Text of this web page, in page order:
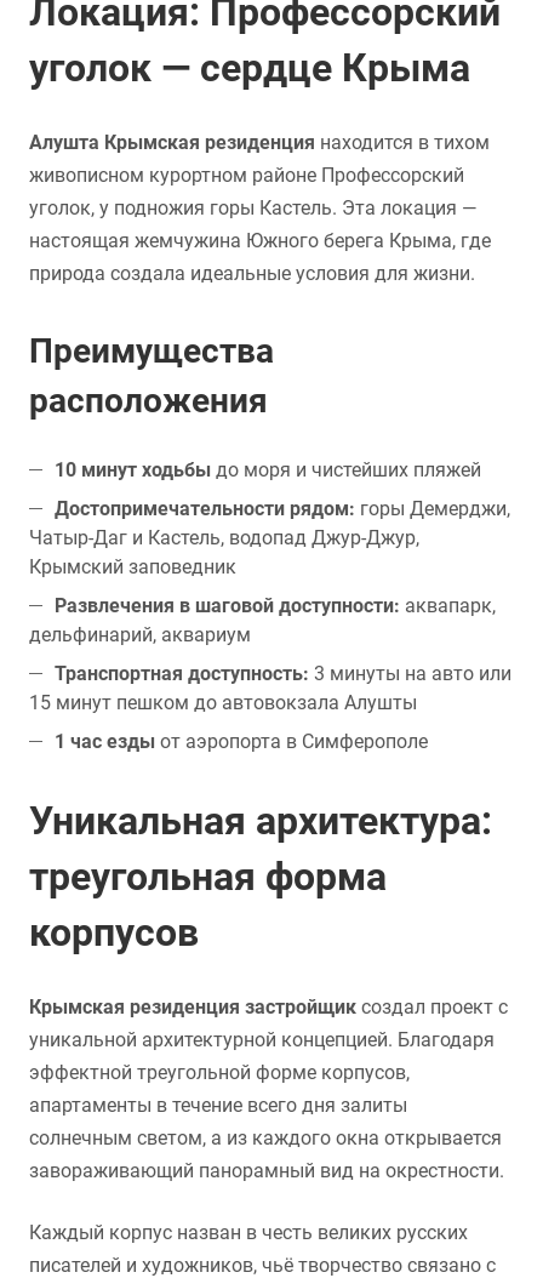
Локация: Профессорский
уголок — сердце Крыма
Алушта Крымская резиденция находится в тихом
живописном курортном районе Профессорский
уголок, у подножия горы Кастель. Эта локация —
настоящая жемчужина Южного берега Крыма, где
природа создала идеальные условия для жизни.
Преимущества
расположения
10 минут ходьбы до моря и чистейших пляжей
Достопримечательности рядом: горы Демерджи,
Чатыр-Даг и Кастель, водопад Джур-Джур,
Крымский заповедник
Развлечения в шаговой доступности: аквапарк,
дельфинарий, аквариум
Транспортная доступность: 3 минуты на авто или
15 минут пешком до автовокзала Алушты
1 час езды от аэропорта в Симферополе
Уникальная архитектура:
треугольная форма
корпусов
Крымская резиденция застройщик создал проект с
уникальной архитектурной концепцией. Благодаря
эффектной треугольной форме корпусов,
апартаменты в течение всего дня залиты
солнечным светом, а из каждого окна открывается
завораживающий панорамный вид на окрестности.
Каждый корпус назван в честь великих русских
писателей и художников, чьё творчество связано с